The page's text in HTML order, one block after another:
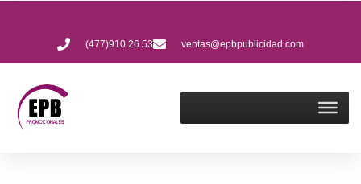
(477)910 26 53 ventas@epbpublicidad.com